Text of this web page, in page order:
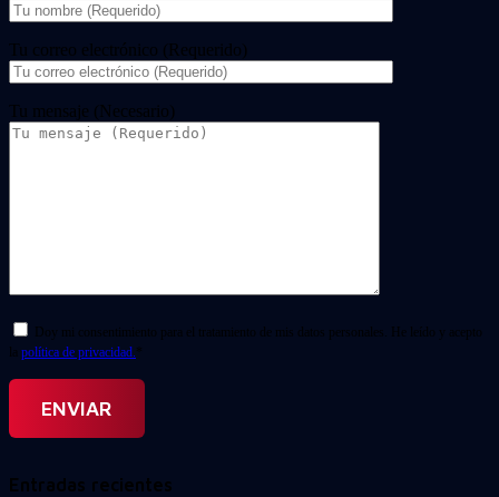
Tu correo electrónico (Requerido)
Tu mensaje (Necesario)
Doy mi consentimiento para el tratamiento de mis datos personales. He leído y acepto
la política de privacidad. *
Entradas recientes